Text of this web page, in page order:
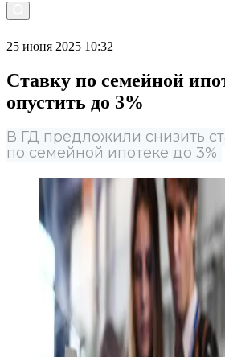
25 июня 2025 10:32
Ставку по семейной
опустить до 3%
В ГД предложили снизить
по семейной ипотеке до 3%